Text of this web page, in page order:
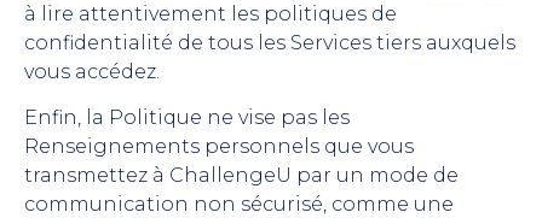
à lire attentivement les politiques de
confidentialité de tous les Services tiers auxquels
vous accédez.
Enfin, la Politique ne vise pas les
Renseignements personnels que vous
transmettez à ChallengeU par un mode de
communication non sécurisé, comme une